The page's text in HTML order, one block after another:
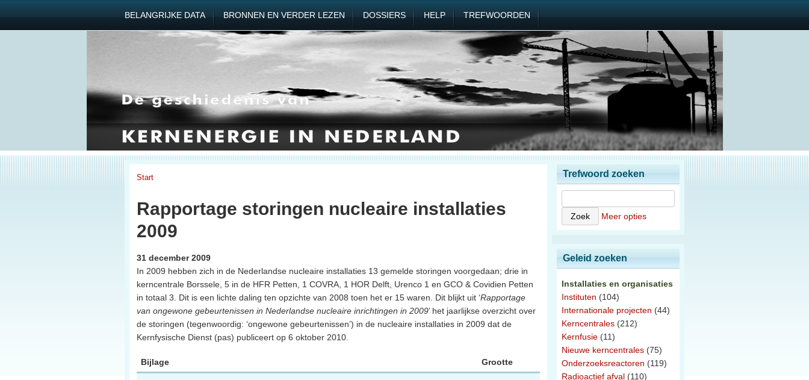
BELANGRIJKE DATA BRONNEN EN VERDER LEZEN DOSSIERS HELP TREFWOORDEN
Start
Rapportage storingen nucleaire installaties
2009
31 december 2009
In 2009 hebben zich in de Nederlandse nucleaire installaties 13 gemelde storingen voorgedaan; drie in
kerncentrale Borssele, 5 in de HFR Petten, 1 COVRA, 1 HOR Delft, Urenco 1 en GCO & Covidien Petten
in totaal 3. Dit is een lichte daling ten opzichte van 2008 toen het er 15 waren. Dit blijkt uit ‘Rapportage
van ongewone gebeurtenissen in Nederlandse nucleaire inrichtingen in 2009’ het jaarlijkse overzicht over
de storingen (tegenwoordig: ‘ongewone gebeurtenissen’) in de nucleaire installaties in 2009 dat de
Kernfysische Dienst (pas) publiceert op 6 oktober 2010.
Bijlage Grootte
Trefwoord zoeken
Meer opties
Geleid zoeken
Installaties en organisaties
Instituten (104)
Internationale projecten (44)
Kerncentrales (212)
Kernfusie (11)
Nieuwe kerncentrales (75)
Onderzoeksreactoren (119)
Radioactief afval (110)